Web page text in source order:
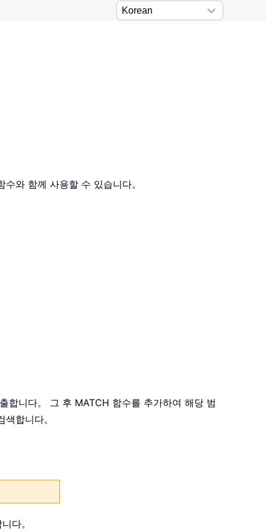
수와 함께 사용할 수 있습니다。
합니다。 그 후 MATCH 함수를 추가하여 해당 범
합니다。
다。